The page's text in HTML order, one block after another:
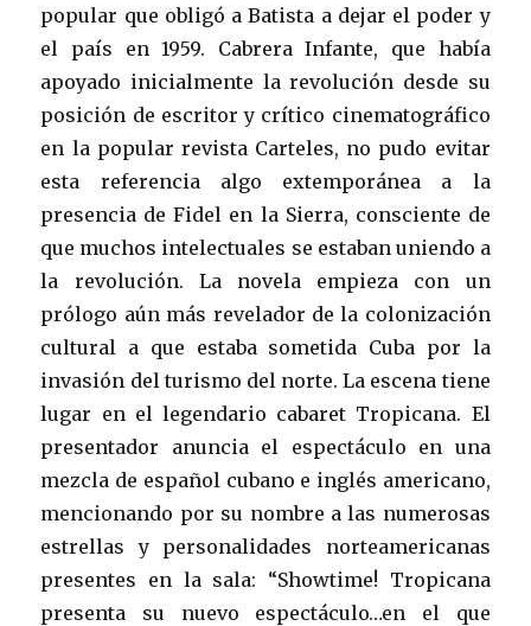
popular que obligó a Batista a dejar el poder y
el país en 1959. Cabrera Infante, que había
apoyado inicialmente la revolución desde su
posición de escritor y crítico cinematográfico
en la popular revista Carteles, no pudo evitar
esta referencia algo extemporánea a la
presencia de Fidel en la Sierra, consciente de
que muchos intelectuales se estaban uniendo a
la revolución. La novela empieza con un
prólogo aún más revelador de la colonización
cultural a que estaba sometida Cuba por la
invasión del turismo del norte. La escena tiene
lugar en el legendario cabaret Tropicana. El
presentador anuncia el espectáculo en una
mezcla de español cubano e inglés americano,
mencionando por su nombre a las numerosas
estrellas y personalidades norteamericanas
presentes en la sala: “Showtime! Tropicana
presenta su nuevo espectáculo…en el que